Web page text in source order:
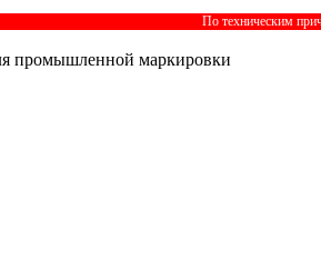
По техническим
промышленной маркировки